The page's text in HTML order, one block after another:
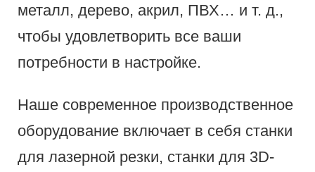
металл, дерево, акрил, ПВХ… и т. д.,
чтобы удовлетворить все ваши
потребности в настройке.
Наше современное производственное
оборудование включает в себя станки
для лазерной резки, станки для 3D-